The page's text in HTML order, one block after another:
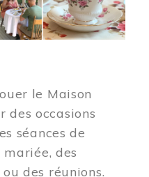
le Maison
des occasions
séances de
des
des réunions.